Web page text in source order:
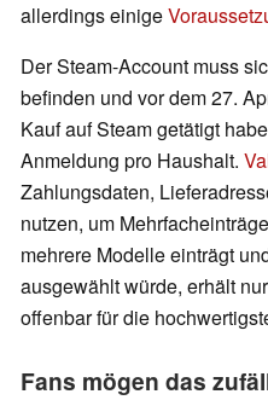
allerdings einige
Der Steam-Account muss
befinden und vor dem 27.
Kauf auf Steam getätigt
Anmeldung pro Haushalt.
Zahlungsdaten,
nutzen, um
mehrere Modelle einträgt
ausgewählt würde, erhält
offenbar für die
Fans mögen das